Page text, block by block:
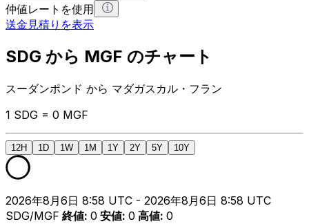
仲値レートを使用
送金見積りを表示
SDG から MGF のチャート
スーダンポンド から マダガスカル・フラン
1 SDG = 0 MGF
12H 1D 1W 1M 1Y 2Y 5Y 10Y
2026年8月6日 8:58 UTC - 2026年8月6日 8:58 UTC
SDG/MGF 終値: 0 安値: 0 高値: 0